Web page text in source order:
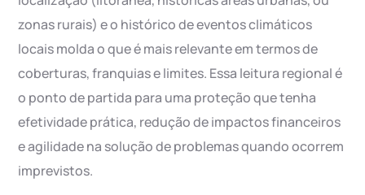
zonas rurais) e o histórico de eventos climáticos
locais molda o que é mais relevante em termos de
coberturas, franquias e limites. Essa leitura regional é
o ponto de partida para uma proteção que tenha
efetividade prática, redução de impactos financeiros
e agilidade na solução de problemas quando ocorrem
imprevistos.